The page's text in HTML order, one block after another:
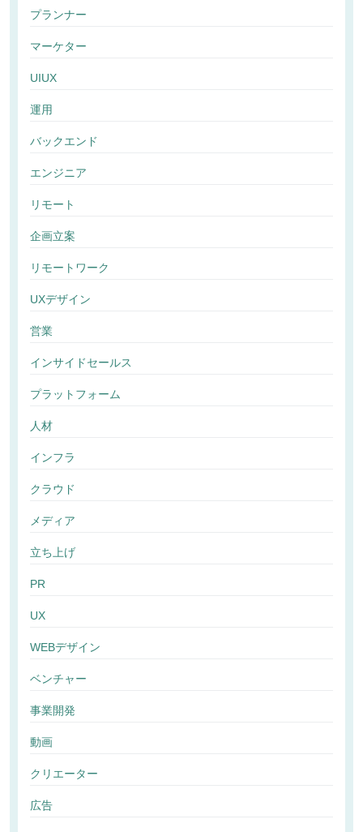
プランナー
マーケター
UIUX
運用
バックエンド
エンジニア
リモート
企画立案
リモートワーク
UXデザイン
営業
インサイドセールス
プラットフォーム
人材
インフラ
クラウド
メディア
立ち上げ
PR
UX
WEBデザイン
ベンチャー
事業開発
動画
クリエーター
広告